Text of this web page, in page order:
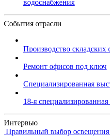
водоснабжения
События отрасли
Производство складских
Ремонт офисов под ключ
Специализированная
18-я
Интервью
Правильный выбор